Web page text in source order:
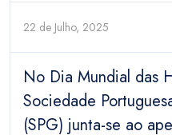
22 de Julho, 2025
No Dia Mundial das
Sociedade
(SPG) junta-se ao